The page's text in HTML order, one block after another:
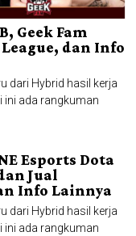
Geek Fam
League, dan Info
dari Hybrid hasil kerja
ini ada rangkuman
Esports Dota
Jual
Info Lainnya
dari Hybrid hasil kerja
ini ada rangkuman